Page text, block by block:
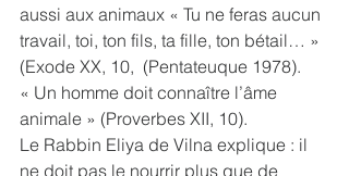
aussi aux animaux « Tu ne feras aucun
travail, toi, ton fils, ta fille, ton bétail… »
(Exode XX, 10,  (Pentateuque 1978).
« Un homme doit connaître l’âme
animale » (Proverbes XII, 10).
Le Rabbin Eliya de Vilna explique : il
ne doit pas le nourrir plus que de